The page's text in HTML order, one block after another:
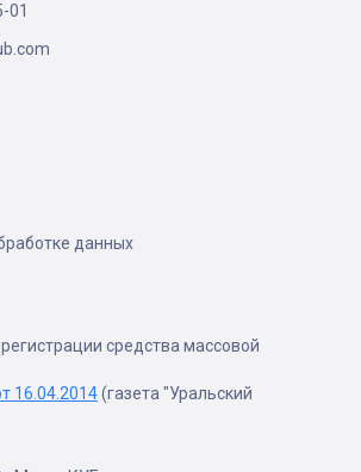
01
данных
средства массовой
16.04.2014(газета "Уральский